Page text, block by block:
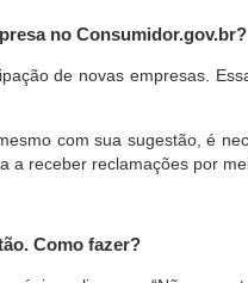
no Consumidor.gov.br?
de novas empresas.
com sua sugestão, é
a receber reclamações por
Como fazer?